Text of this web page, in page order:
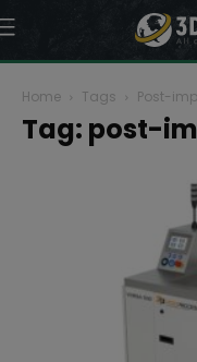
Home Tags Post-
Tag: post-